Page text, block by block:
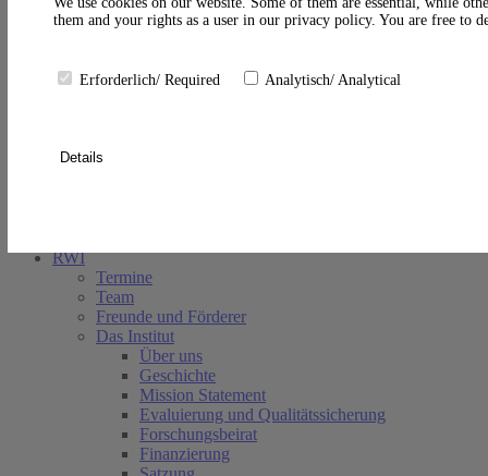
Suche schließen
RWI
Termine
Team
Freunde und Förderer
Das Institut
Über uns
Geschichte
Mission Statement
Evaluierung und Qualitätssicherung
Forschungsbeirat
Finanzierung
them and your rights as a user in our privacy policy. You are free to
Erforderlich/ Required Analytisch/ Analytical
Details